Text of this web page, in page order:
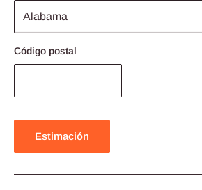
Código postal
Estimación